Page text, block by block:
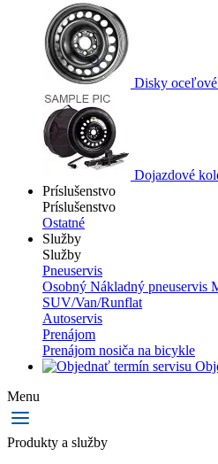
Disky oceľové
Dojazdové
Príslušenstvo
Príslušenstvo
Ostatné
Služby
Služby
Pneuservis
Osobný Nákladný pneuservis
SUV/Van/Runflat
Autoservis
Prenájom
Prenájom nosiča na bicykle
Menu
Produkty a služby